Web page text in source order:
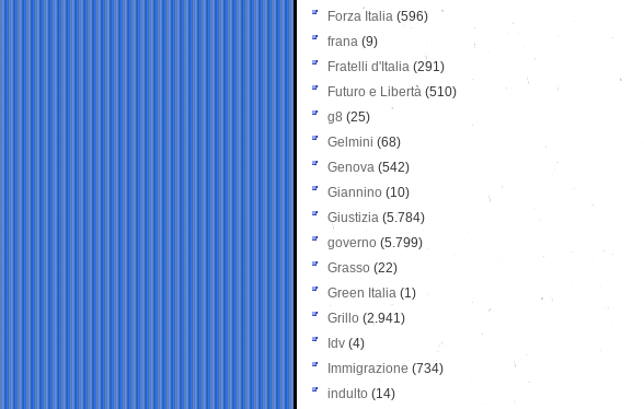
Forza Italia (596)
frana (9)
Fratelli d'Italia (291)
Futuro e Libertà (510)
g8 (25)
Gelmini (68)
Genova (542)
Giannino (10)
Giustizia (5.784)
governo (5.799)
Grasso (22)
Green Italia (1)
Grillo (2.941)
Idv (4)
Immigrazione (734)
indulto (14)